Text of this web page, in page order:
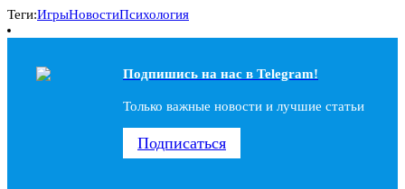
Теги:ИгрыНовостиПсихология
Подпишись на наc в Telegram!
Только важные новости и лучшие статьи
Подписаться